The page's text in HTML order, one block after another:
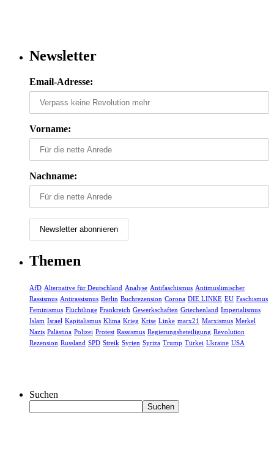
Newsletter
Email-Adresse:
Vorname:
Nachname:
Themen
AfD Alternative für Deutschland Analyse Antifaschismus Antimuslimischer
Rassismus Antirassismus Berlin Buchrezension Corona DIE LINKE EU Faschismus
Feminismus Flüchtlinge Frankreich Gewerkschaften Griechenland Imperialismus
Islam Israel Kapitalismus Klima Krieg Krise Linke marx21 Marxismus Merkel
Nazis Palästina Polizei Protest Rassismus Regierungsbeteiligung Revolution
Rezension Russland SPD Streik Syrien Syriza Trump Türkei Ukraine USA
Suchen
Suchen